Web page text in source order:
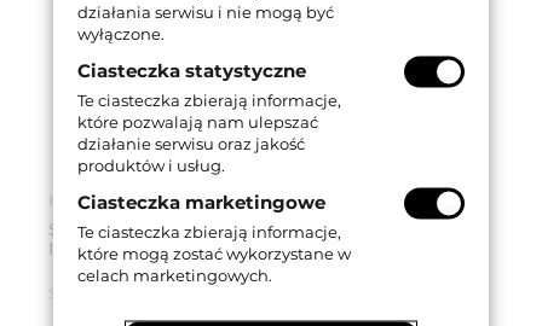
Kod produktu: 91900005
SPRAY RIVOLTA OIL DO KONSERWACJI WKŁADEK
ISEO, 30 ml
działania serwisu i nie mogą być
wyłączone.
Ciasteczka statystyczne
Te ciasteczka zbierają informacje,
które pozwalają nam ulepszać
działanie serwisu oraz jakość
produktów i usług.
Ciasteczka marketingowe
Te ciasteczka zbierają informacje,
które mogą zostać wykorzystane w
celach marketingowych.